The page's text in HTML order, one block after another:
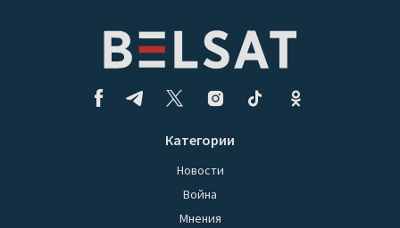
Категории
Новости
Война
Мнения